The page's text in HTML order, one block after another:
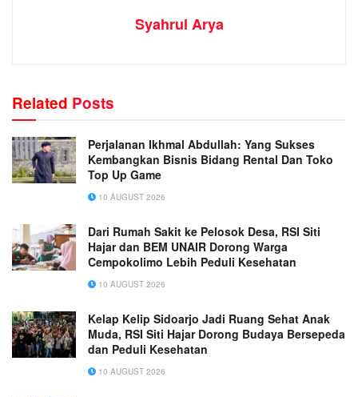
Syahrul Arya
Related Posts
Perjalanan Ikhmal Abdullah: Yang Sukses
Kembangkan Bisnis Bidang Rental Dan Toko
Top Up Game
10 AUGUST 2026
Dari Rumah Sakit ke Pelosok Desa, RSI Siti
Hajar dan BEM UNAIR Dorong Warga
Cempokolimo Lebih Peduli Kesehatan
10 AUGUST 2026
Kelap Kelip Sidoarjo Jadi Ruang Sehat Anak
Muda, RSI Siti Hajar Dorong Budaya Bersepeda
dan Peduli Kesehatan
10 AUGUST 2026